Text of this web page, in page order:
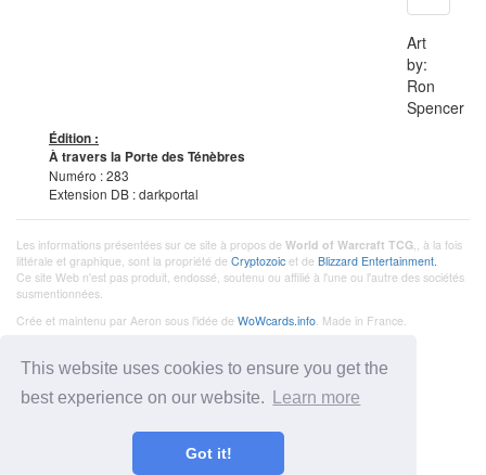
This website uses cookies to ensure you get the
best experience on our website.
Learn more
Got it!
Art
by:
Ron
Spencer
Édition :
À travers la Porte des Ténèbres
Numéro : 283
Extension DB : darkportal
Les informations présentées sur ce site à propos de World of Warcraft TCG,, à la fois
littérale et graphique, sont la propriété de Cryptozoic et de Blizzard Entertainment.
Ce site Web n'est pas produit, endossé, soutenu ou affilié à l'une ou l'autre des sociétés
susmentionnées.
Crée et maintenu par Aeron sous l'idée de WoWcards.info. Made in France.